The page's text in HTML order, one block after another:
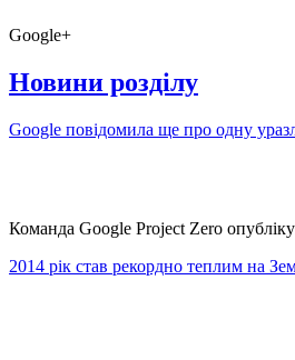
Google+
Новини розділу
Google повідомила ще про одну
Команда Google Project Zero
2014 рік став рекордно теплим на